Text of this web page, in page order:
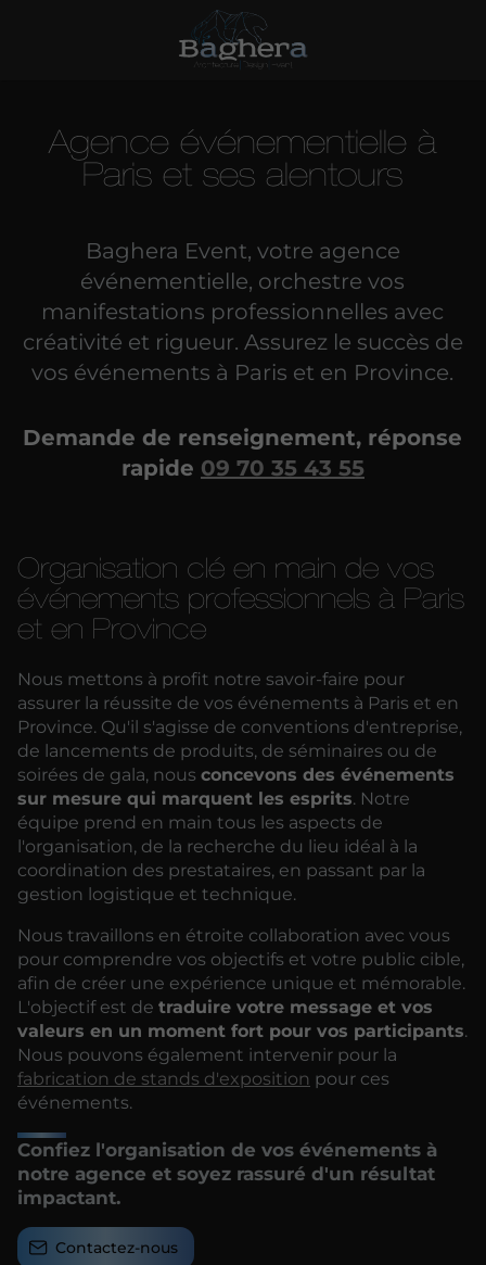
Agence événementielle à
Paris et ses alentours
Baghera Event, votre agence
événementielle, orchestre vos
manifestations professionnelles avec
créativité et rigueur. Assurez le succès de
vos événements à Paris et en Province.
Demande de renseignement, réponse
rapide 09 70 35 43 55
Organisation clé en main de vos
événements professionnels à Paris
et en Province
Nous mettons à profit notre savoir-faire pour
assurer la réussite de vos événements à Paris et en
Province. Qu'il s'agisse de conventions d'entreprise,
de lancements de produits, de séminaires ou de
soirées de gala, nous concevons des événements
sur mesure qui marquent les esprits. Notre
équipe prend en main tous les aspects de
l'organisation, de la recherche du lieu idéal à la
coordination des prestataires, en passant par la
gestion logistique et technique.
Nous travaillons en étroite collaboration avec vous
pour comprendre vos objectifs et votre public cible,
afin de créer une expérience unique et mémorable.
L'objectif est de traduire votre message et vos
valeurs en un moment fort pour vos participants.
Nous pouvons également intervenir pour la
fabrication de stands d'exposition pour ces
événements.
Confiez l'organisation de vos événements à
notre agence et soyez rassuré d'un résultat
impactant.
Contactez-nous